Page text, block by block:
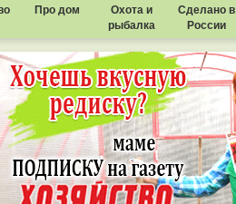
Про дом
Охота и
рыбалка
Сделано в
России